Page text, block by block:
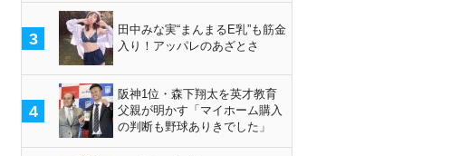
3
田中みな実“まんまるE乳”も筋金
入り！アッパレのあざとさ
4
阪神1位・森下翔太を英才教育
父親が明かす「マイホーム購入
の判断も野球ありきでした」